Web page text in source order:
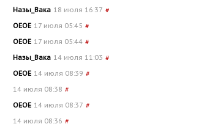
Назы_Вака 18 июля 16:37 #
OEOE 17 июля 05:45 #
OEOE 17 июля 05:44 #
Назы_Вака 14 июля 11:03 #
OEOE 14 июля 08:39 #
14 июля 08:38 #
OEOE 14 июля 08:37 #
14 июля 08:36 #